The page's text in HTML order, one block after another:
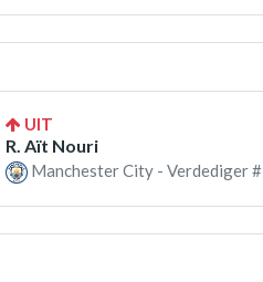
UIT
R. Aït Nouri
Manchester City - Verdediger #